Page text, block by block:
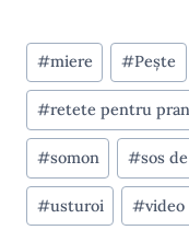
Post
Tags:
#miere #Pește
#retete pentru
#somon #sos
#usturoi #video